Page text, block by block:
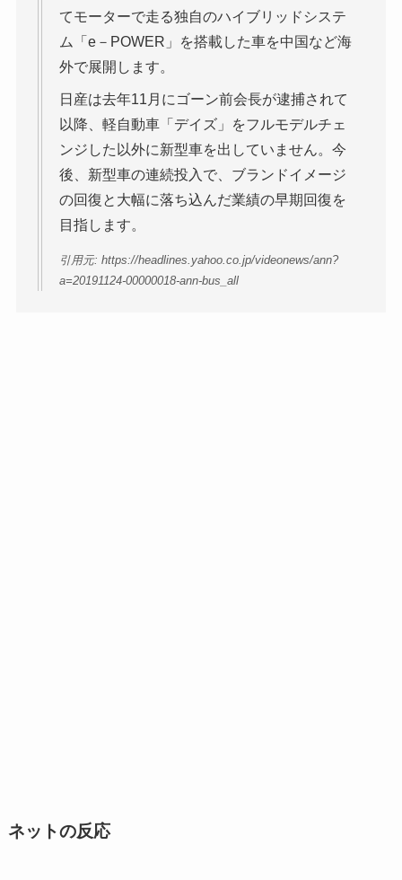
てモーターで走る独自のハイブリッドシステ
ム「e－POWER」を搭載した車を中国など海
外で展開します。
日産は去年11月にゴーン前会長が逮捕されて
以降、軽自動車「デイズ」をフルモデルチェ
ンジした以外に新型車を出していません。今
後、新型車の連続投入で、ブランドイメージ
の回復と大幅に落ち込んだ業績の早期回復を
目指します。
引用元: https://headlines.yahoo.co.jp/videonews/ann?
a=20191124-00000018-ann-bus_all
ネットの反応